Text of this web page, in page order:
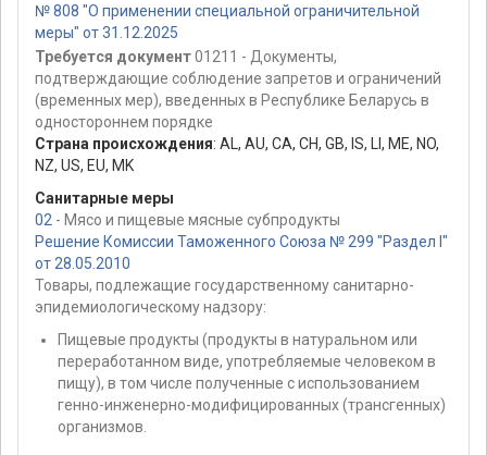
№ 808 "О применении специальной ограничительной
меры" от 31.12.2025
Требуется документ01211 - Документы,
подтверждающие соблюдение запретов и ограничений
(временных мер), введенных в Республике Беларусь в
одностороннем порядке
Страна происхождения: AL , AU, CA, CH, GB, IS, , ME, NO,
NZ, US, EU, MK
Санитарные меры
02 - Мясо и пищевые мясные субпродукты
Решение Комиссии Таможенного Союза № 299 "Раздел I"
от 28.05.2010
Товары, подлежащие государственному санитарно-
эпидемиологическому надзору:
Пищевые продукты (продукты в натуральном или
переработанном виде, употребляемые человеком в
пищу), в том числе полученные с использованием
генно-инженерно-модифицированных (трансгенных)
организмов.